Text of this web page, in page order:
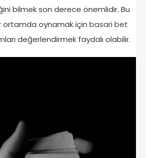
bilmek son derece önemlidir. Bu
ortamda oynamak için basari bet
değerlendirmek faydalı olabilir.